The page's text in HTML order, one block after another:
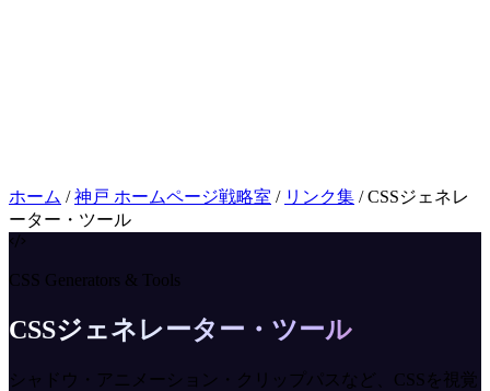
ホーム / 神戸 ホームページ戦略室 / リンク集 / CSSジェネレ
ーター・ツール
CSS Generators & Tools
CSSジェネレーター・ツール
シャドウ・アニメーション・クリップパスなど、CSSを視覚